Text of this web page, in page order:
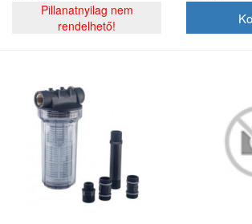
Pillanatnyilag nem
rendelhető!